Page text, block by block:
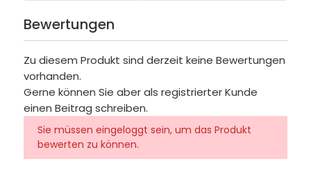
Bewertungen
Zu diesem Produkt sind derzeit keine Bewertungen
vorhanden.
Gerne können Sie aber als registrierter Kunde
einen Beitrag schreiben.
Sie müssen eingeloggt sein, um das Produkt
bewerten zu können.